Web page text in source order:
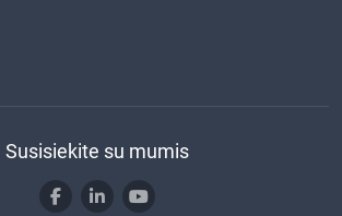
Susisiekite su mumis